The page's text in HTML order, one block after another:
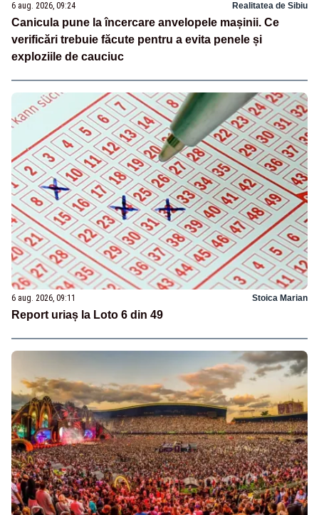
6 aug. 2026, 09:24 Realitatea de Sibiu
Canicula pune la încercare anvelopele mașinii. Ce
verificări trebuie făcute pentru a evita penele și
exploziile de cauciuc
6 aug. 2026, 09:11 Stoica Marian
Report uriaș la Loto 6 din 49